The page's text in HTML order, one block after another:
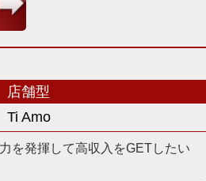
店舗型
Ti Amo
を発揮して高収入をGETしたい